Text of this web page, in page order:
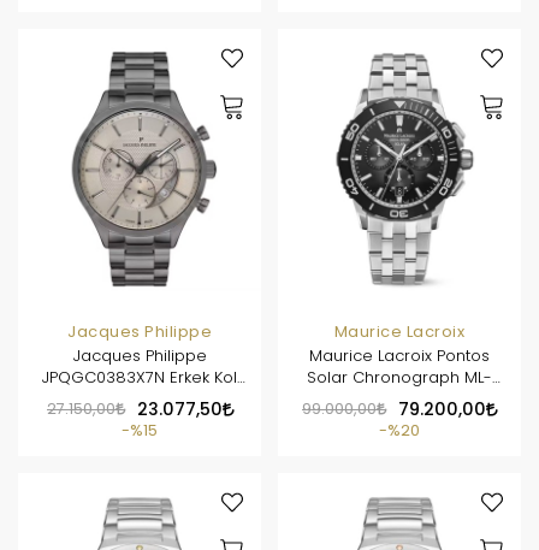
Jacques Philippe
Jacques Philippe
JPQGC0383X7N Erkek Kol
27.150,00 23.077,50
%15
Maurice Lacroix
Maurice Lacroix Pontos
Solar Chronograph ML-
99.000,00 79.200,00
%20